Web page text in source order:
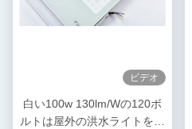
ビデオ
白い100w 130lm/Wの120ボ
ルトは屋外の洪水ライトを導